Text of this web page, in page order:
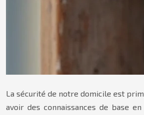
La sécurité de notre domicile est
avoir des connaissances de base